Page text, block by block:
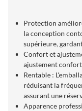
Protection
la conception
supérieure,
Confort et
ajustement
Rentable :
réduisant la
assurant une
Apparence